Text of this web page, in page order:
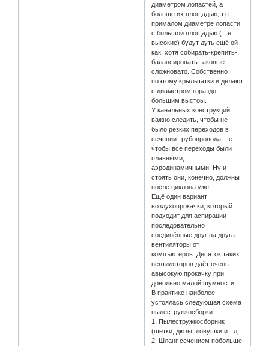
диаметром лопастей, а
больше их площадью, т.е
прималом диаметре лопасти
с большой площадью ( т.е.
высокие) будут дуть ещё ой
как, хотя собирать-крепить-
балансировать таковые
сложновато. Собственно
поэтому крыльчатки и делают
с диаметром гораздо
большим выстоы.
У канальных конструкций
важно следить, чтобы не
было резких переходов в
сечении трубопровода, т.е.
чтобы все переходы были
плавными,
аэродинамичными. Ну и
стоять они, конечно, должны
после циклона уже.
Ещё один вариант
воздухопрокачки, который
подходит для аспирации -
последовательно
соединённые друг на друга
вентиляторы от
компъютеров. Десяток таких
вентиляторов даёт очень
авысокую прокачку при
довольно малой шумности.
В практике наиболее
устоялась следующая схема
пылестружкосборки:
1. Пылестружкосборник
(щётки, дюзы, ловушки и т.д.
2. Шланг сечением побольше.